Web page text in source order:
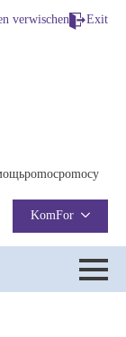
pomocpomocy
KomFor
verwischen Exit